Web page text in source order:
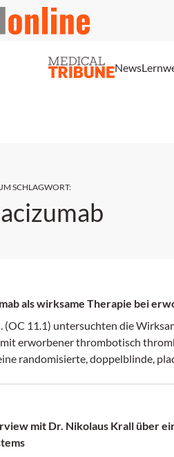
News
SCHLAGWORT:
als wirksame Therapie bei
(OC 11.1) untersuchten die
erworbener thrombotisch
randomisierte, doppelblinde,
mit Dr. Nikolaus Krall über